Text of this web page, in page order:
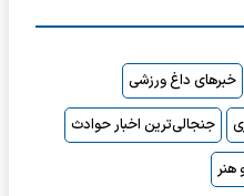
خبرهای داغ ورزشی
جنجالی‌ترین اخبار حوادث
هنر